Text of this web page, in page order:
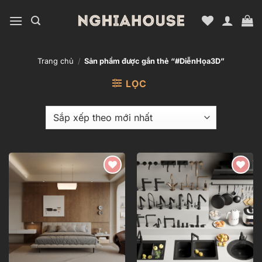
qua
Trang chủ / Sản phẩm được gắn thẻ “#DiễnHọa3D”
LỌC
Add to
wishlist
Add to
wishlist